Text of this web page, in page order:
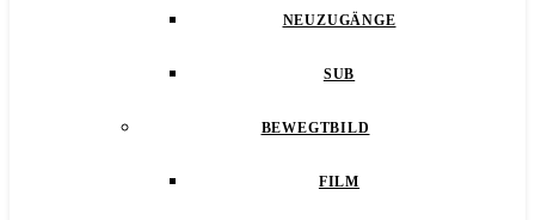
NEUZUGÄNGE
SUB
BEWEGTBILD
FILM